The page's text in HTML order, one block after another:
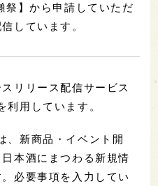
】から申請していただ
しています。
リリース配信サービス
利用しています。
、新商品・イベント開
本酒にまつわる新規情
必要事項を入力してい